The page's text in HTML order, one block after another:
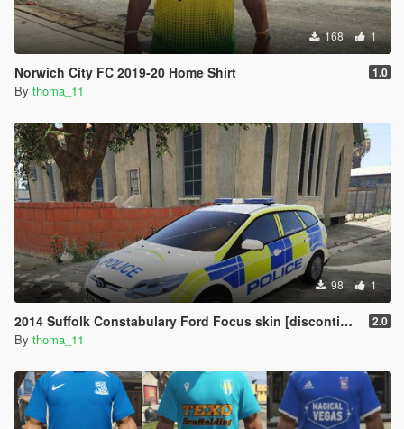
168 1
Norwich City FC 2019-20 Home Shirt 1.0
By thoma_11
98 1
2014 Suffolk Constabulary Ford Focus skin [discontinued] 2.0
By thoma_11